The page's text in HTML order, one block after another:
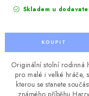
Skladem u
Originální stolní rodinná
pro malé i velké hráče,
kterou se stanete